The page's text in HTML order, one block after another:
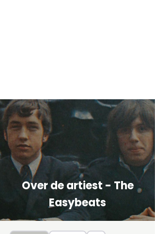
Over de artiest - The
Easybeats